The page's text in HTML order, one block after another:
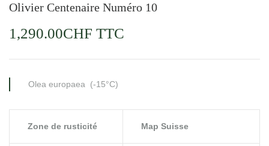
Olivier Centenaire Numéro 10
1,290.00CHF TTC
Olea europaea (-15°C)
Zone de rusticité Map Suisse